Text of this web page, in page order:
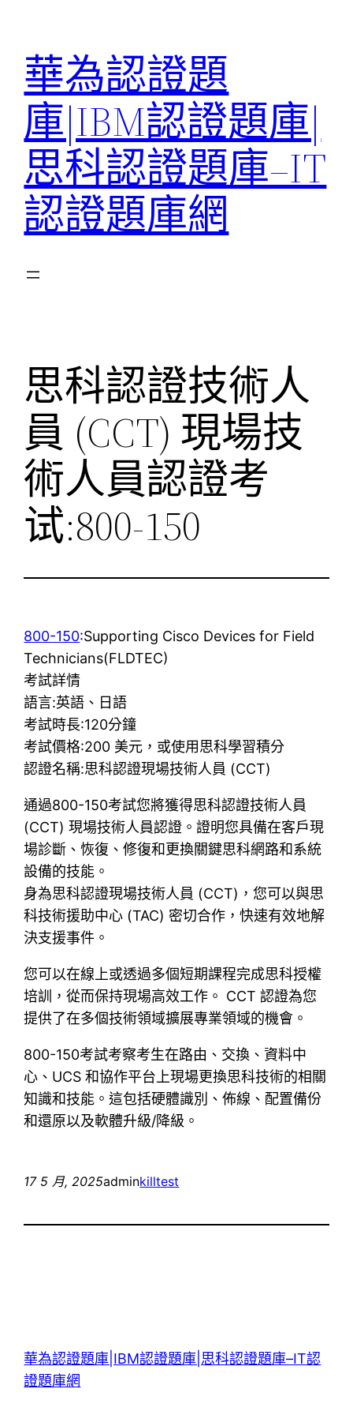
華為認證題
庫|IBM認證題庫|
思科認證題庫–IT
認證題庫網
思科認證技術人
員 (CCT) 現場技
術人員認證考
试:800-150
800-150:Supporting Cisco Devices for Field
Technicians(FLDTEC)
考試詳情
語言:英語、日語
考試時長:120分鐘
考試價格:200 美元，或使用思科學習積分
認證名稱:思科認證現場技術人員 (CCT)
通過800-150考試您將獲得思科認證技術人員
(CCT) 現場技術人員認證。證明您具備在客戶現
場診斷、恢復、修復和更換關鍵思科網路和系統
設備的技能。
身為思科認證現場技術人員 (CCT)，您可以與思
科技術援助中心 (TAC) 密切合作，快速有效地解
決支援事件。
您可以在線上或透過多個短期課程完成思科授權
培訓，從而保持現場高效工作。 CCT 認證為您
提供了在多個技術領域擴展專業領域的機會。
800-150考試考察考生在路由、交換、資料中
心、UCS 和協作平台上現場更換思科技術的相關
知識和技能。這包括硬體識別、佈線、配置備份
和還原以及軟體升級/降級。
17 5 月, 2025adminkilltest
華為認證題庫|IBM認證題庫|思科認證題庫–IT認
證題庫網